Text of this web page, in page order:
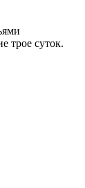
трое суток.